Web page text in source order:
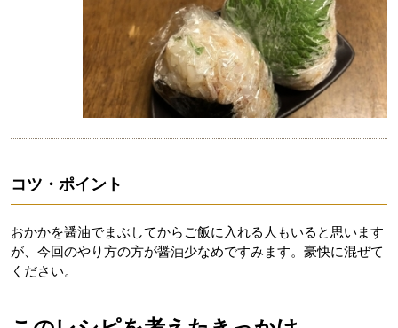
コツ・ポイント
おかかを醤油でまぶしてからご飯に入れる人もいると思います
が、今回のやり方の方が醤油少なめですみます。豪快に混ぜて
ください。